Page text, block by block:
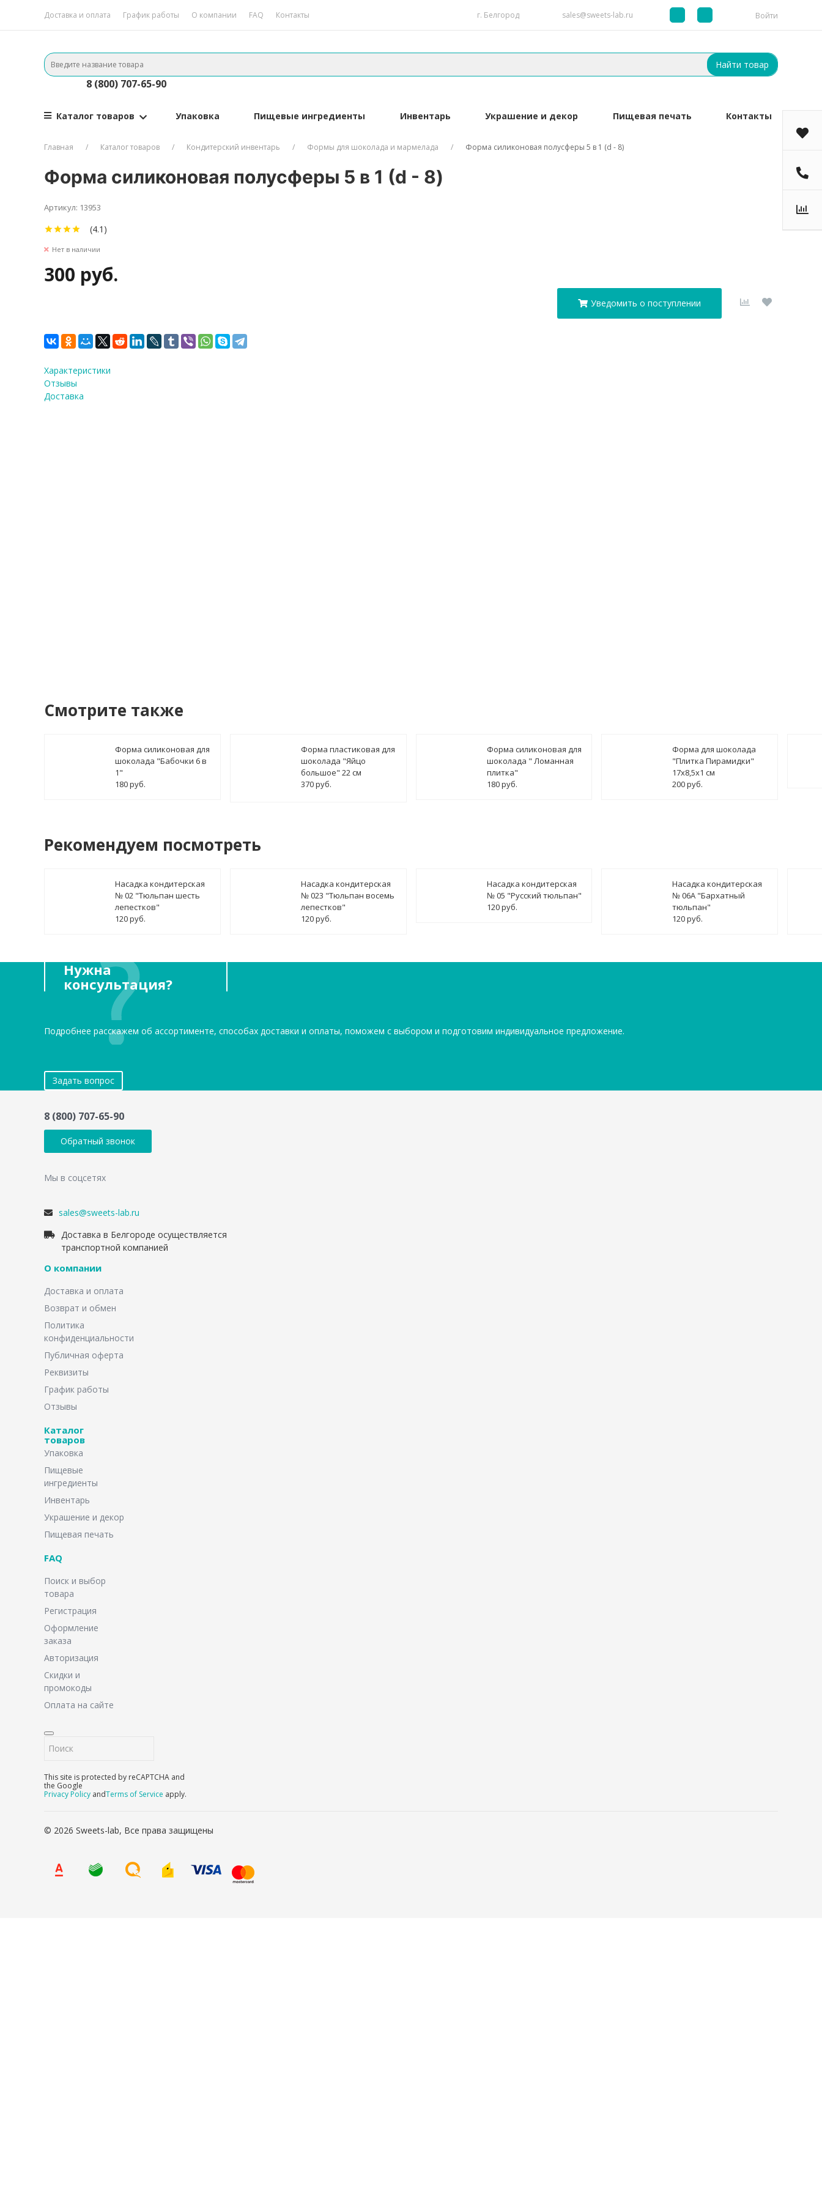
Доставка и оплата График работы О компании FAQ Контакты г. Белгород sales@sweets-lab.ru Войти
Найти товар
8 (800) 707-65-90
Каталог товаров Упаковка Пищевые ингредиенты Инвентарь Украшение и декор Пищевая печать Контакты
Главная Каталог товаров Кондитерский инвентарь Формы для шоколада и мармелада Форма силиконовая полусферы 5 в 1 (d - 8)
Форма силиконовая полусферы 5 в 1 (d - 8)
Артикул: 13953
(4.1)
Нет в наличии
300 руб.
Уведомить о поступлении
Характеристики
Отзывы
Доставка
Смотрите также
Форма силиконовая для
шоколада "Бабочки 6 в
1"
180 руб.
Форма пластиковая для
шоколада "Яйцо
большое" 22 см
370 руб.
Форма силиконовая для
шоколада " Ломанная
плитка"
180 руб.
Форма для шоколада
"Плитка Пирамидки"
17х8,5х1 см
200 руб.
Рекомендуем посмотреть
Насадка кондитерская
№ 02 "Тюльпан шесть
лепестков"
120 руб.
Насадка кондитерская
№ 023 "Тюльпан восемь
лепестков"
120 руб.
Насадка кондитерская
№ 05 "Русский тюльпан"
120 руб.
Насадка кондитерская
№ 06А "Бархатный
тюльпан"
120 руб.
Нужна
консультация?
Подробнее расскажем об ассортименте, способах доставки и оплаты, поможем с выбором и подготовим индивидуальное предложение.
Задать вопрос
8 (800) 707-65-90
Обратный звонок
Мы в соцсетях
sales@sweets-lab.ru
Доставка в Белгороде осуществляется
транспортной компанией
О компании
Доставка и оплата
Возврат и обмен
Политика
конфиденциальности
Публичная оферта
Реквизиты
График работы
Отзывы
Каталог
товаров
Упаковка
Пищевые
ингредиенты
Инвентарь
Украшение и декор
Пищевая печать
FAQ
Поиск и выбор
товара
Регистрация
Оформление
заказа
Авторизация
Скидки и
промокоды
Оплата на сайте
This site is protected by reCAPTCHA and
the Google
Privacy Policy andTerms of Service apply.
© 2026 Sweets-lab, Все права защищены